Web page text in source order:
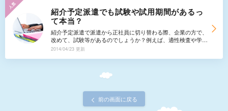
紹介予定派遣でも試験や試用期間があるっ
て本当？
紹介予定派遣で派遣から正社員に切り替わる際、企業の方で、
改めて、試験等があるのでしょうか？例えば、適性検査や学力
試験など受けなければならないですか？試用期間については、
2014/04/23 更新
前の画面に戻る